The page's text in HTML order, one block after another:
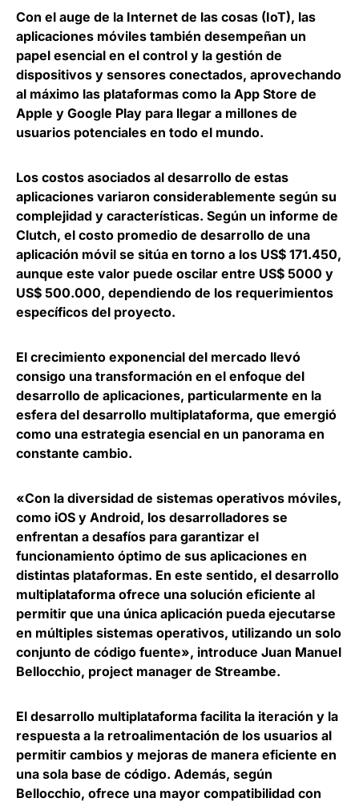
Con el auge de la Internet de las cosas (IoT), las
aplicaciones móviles también desempeñan un
papel esencial en el control y la gestión de
dispositivos y sensores conectados, aprovechando
al máximo las plataformas como la App Store de
Apple y Google Play para llegar a millones de
usuarios potenciales en todo el mundo.
Los costos asociados al desarrollo de estas
aplicaciones variaron considerablemente según su
complejidad y características. Según un informe de
Clutch, el costo promedio de desarrollo de una
aplicación móvil se sitúa en torno a los US$ 171.450,
aunque este valor puede oscilar entre US$ 5000 y
US$ 500.000, dependiendo de los requerimientos
específicos del proyecto.
El crecimiento exponencial del mercado llevó
consigo una transformación en el enfoque del
desarrollo de aplicaciones, particularmente en la
esfera del desarrollo multiplataforma, que emergió
como una estrategia esencial en un panorama en
constante cambio.
«Con la diversidad de sistemas operativos móviles,
como iOS y Android, los desarrolladores se
enfrentan a desafíos para garantizar el
funcionamiento óptimo de sus aplicaciones en
distintas plataformas. En este sentido, el desarrollo
multiplataforma ofrece una solución eficiente al
permitir que una única aplicación pueda ejecutarse
en múltiples sistemas operativos, utilizando un solo
conjunto de código fuente», introduce Juan Manuel
Bellocchio, project manager de Streambe.
El desarrollo multiplataforma facilita la iteración y la
respuesta a la retroalimentación de los usuarios al
permitir cambios y mejoras de manera eficiente en
una sola base de código. Además, según
Bellocchio, ofrece una mayor compatibilidad con